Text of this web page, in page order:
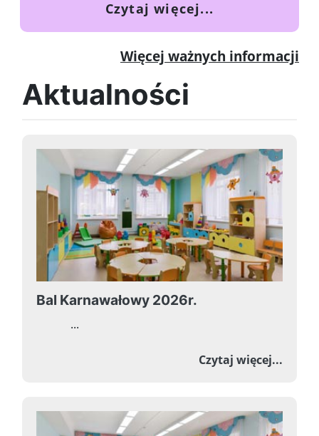
Czytaj więcej...
Więcej ważnych informacji
Aktualności
Bal Karnawałowy 2026r.
...
Czytaj więcej...o Bal